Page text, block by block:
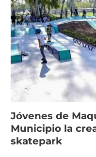
Jóvenes de
Municipio la
skatepark